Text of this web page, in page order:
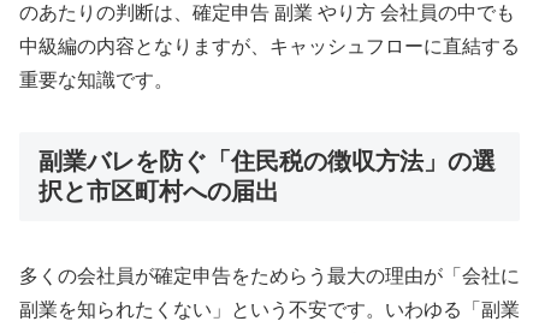
のあたりの判断は、確定申告 副業 やり方 会社員の中でも
中級編の内容となりますが、キャッシュフローに直結する
重要な知識です。
副業バレを防ぐ「住民税の徴収方法」の選
択と市区町村への届出
多くの会社員が確定申告をためらう最大の理由が「会社に
副業を知られたくない」という不安です。いわゆる「副業